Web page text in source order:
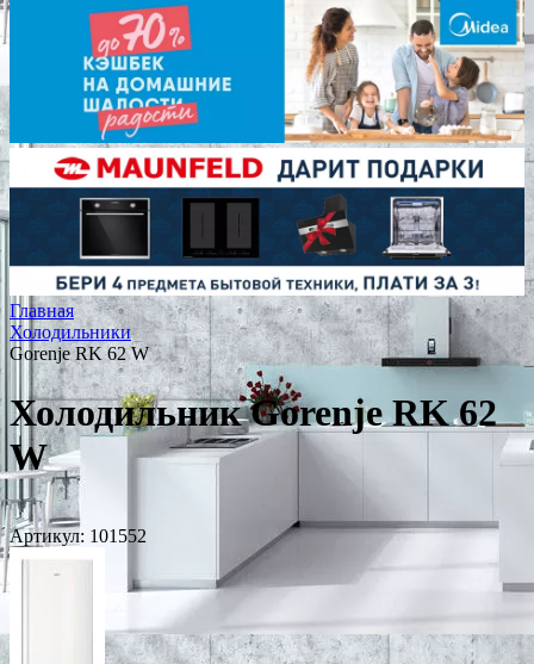
Главная
Холодильники
Gorenje RK 62 W
Холодильник Gorenje RK 62
W
Артикул: 101552